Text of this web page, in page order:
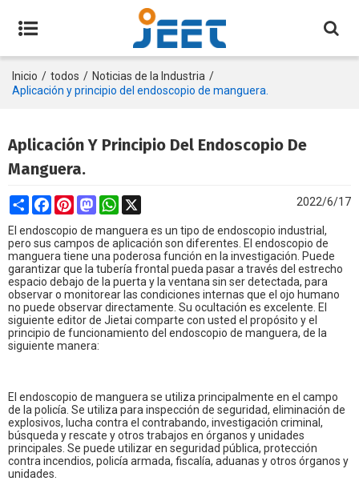
Inicio / todos / Noticias de la Industria /
Aplicación y principio del endoscopio de manguera.
Aplicación Y Principio Del Endoscopio De
Manguera.
ShareFacebookPinterestMastodonWhatsApp 2022/6/17
El endoscopio de manguera es un tipo de endoscopio industrial,
pero sus campos de aplicación son diferentes. El endoscopio de
manguera tiene una poderosa función en la investigación. Puede
garantizar que la tubería frontal pueda pasar a través del estrecho
espacio debajo de la puerta y la ventana sin ser detectada, para
observar o monitorear las condiciones internas que el ojo humano
no puede observar directamente. Su ocultación es excelente. El
siguiente editor de Jietai comparte con usted el propósito y el
principio de funcionamiento del endoscopio de manguera, de la
siguiente manera:
El endoscopio de manguera se utiliza principalmente en el campo
de la policía. Se utiliza para inspección de seguridad, eliminación de
explosivos, lucha contra el contrabando, investigación criminal,
búsqueda y rescate y otros trabajos en órganos y unidades
principales. Se puede utilizar en seguridad pública, protección
contra incendios, policía armada, fiscalía, aduanas y otros órganos y
unidades.